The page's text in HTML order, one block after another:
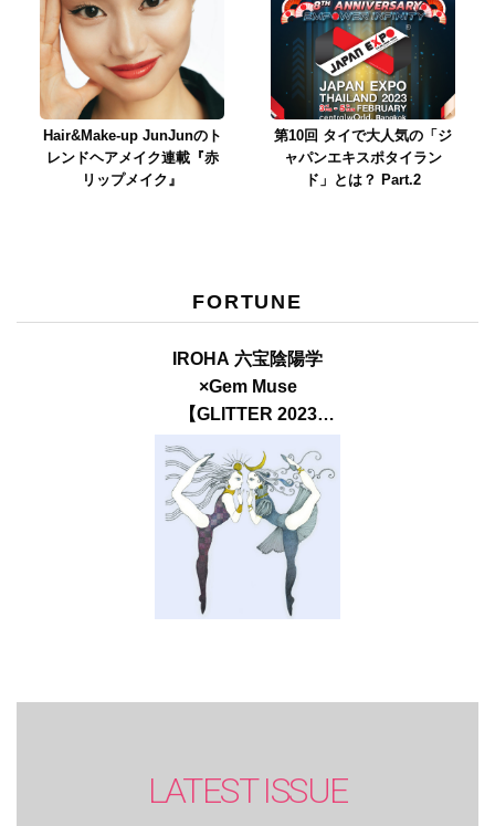
Hair&Make-up JunJunのト
レンドヘアメイク連載『赤
リップメイク』
第10回 タイで大人気の「ジ
ャパンエキスポタイラン
ド」とは？ Part.2
FORTUNE
IROHA 六宝陰陽学
×Gem Muse
【GLITTER 2023
SUMMER issue】
LATEST ISSUE